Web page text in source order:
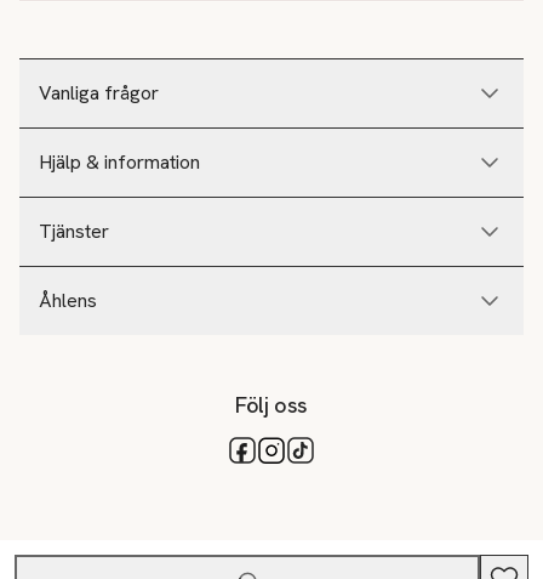
Vanliga frågor
Hjälp & information
Tjänster
Åhlens
Följ oss